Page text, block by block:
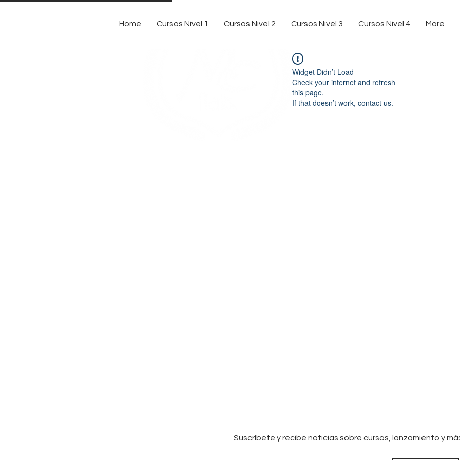
Home Cursos Nivel 1 Cursos Nivel 2 Cursos Nivel 3 Cursos Nivel 4 More
Widget Didn’t Load
Check your internet and refresh
this page.
If that doesn’t work, contact us.
Suscríbete y recibe noticias sobre cursos, lanzamiento y